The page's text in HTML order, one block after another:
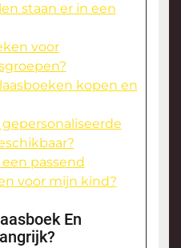
staan er in een
voor
kopen en
passend
voor mijn kind?
En